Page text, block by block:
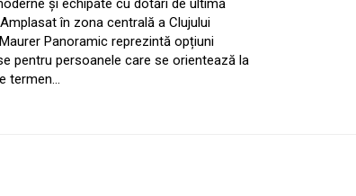
și echipate cu dotări de ultimă
în zona centrală a Clujului
Panoramic reprezintă opțiuni
pentru persoanele care se orientează la
termen…